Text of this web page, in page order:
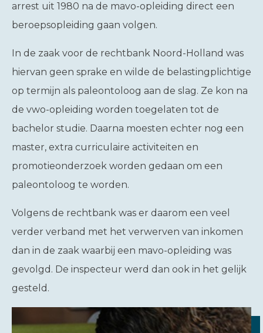
arrest uit 1980 na de mavo-opleiding direct een
beroepsopleiding gaan volgen.
In de zaak voor de rechtbank Noord-Holland was
hiervan geen sprake en wilde de belastingplichtige
op termijn als paleontoloog aan de slag. Ze kon na
de vwo-opleiding worden toegelaten tot de
bachelor studie. Daarna moesten echter nog een
master, extra curriculaire activiteiten en
promotieonderzoek worden gedaan om een
paleontoloog te worden.
Volgens de rechtbank was er daarom een veel
verder verband met het verwerven van inkomen
dan in de zaak waarbij een mavo-opleiding was
gevolgd. De inspecteur werd dan ook in het gelijk
gesteld.